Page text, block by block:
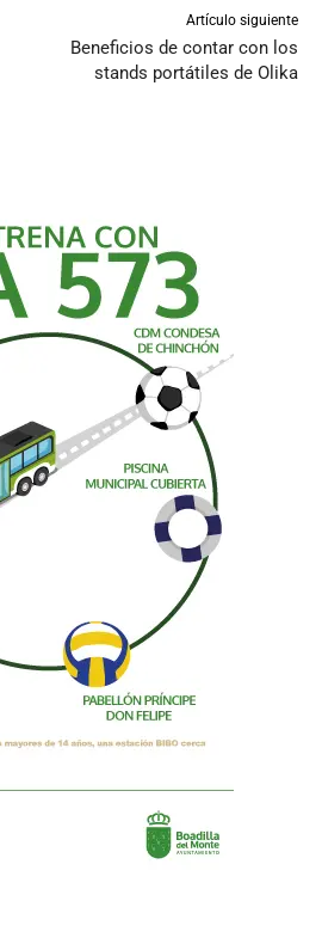
Artículo siguiente
Beneficios de contar con los
stands portátiles de Olika